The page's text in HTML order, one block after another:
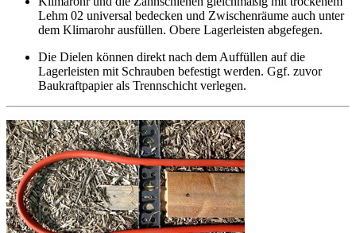
Lehm 02 universal bedecken und Zwischenräume auch unter
dem Klimarohr ausfüllen. Obere Lagerleisten abgefegen.
Die Dielen können direkt nach dem Auffüllen auf die
Lagerleisten mit Schrauben befestigt werden. Ggf. zuvor
Baukraftpapier als Trennschicht verlegen.